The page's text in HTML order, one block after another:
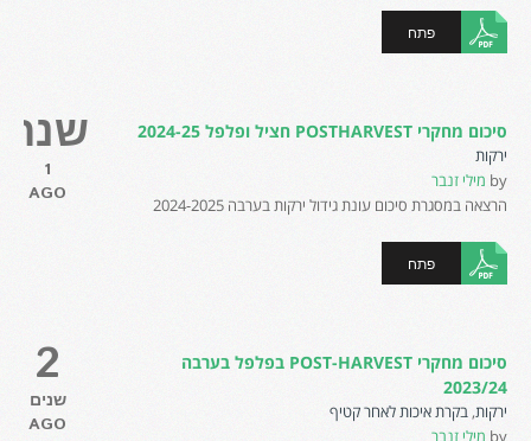
פתח
שנה
1
AGO
סיכום מחקרי POSTHARVEST חציל ופלפל 2024-25
ירקות
by מילי זנבר
הרצאה במסגרת סיכום עונת גידול ירקות בערבה 2024-2025
פתח
2
שנים
AGO
סיכום מחקרי POST-HARVEST בפלפל בערבה
2023/24
ירקות, בקרת איכות לאחר קטיף
by מילי זנבר